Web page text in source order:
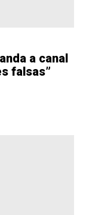
a canal
falsas”